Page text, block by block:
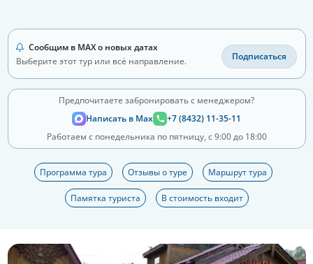
Сообщим в MAX о новых датах
Выберите этот тур или всё направление.
Подписаться
Предпочитаете забронировать с менеджером?
Написать в Max
+7 (8432) 11-35-11
Работаем с понедельника по пятницу, с 9:00 до 18:00
Программа тура Отзывы о туре Маршрут тура
Памятка туриста В стоимость входит